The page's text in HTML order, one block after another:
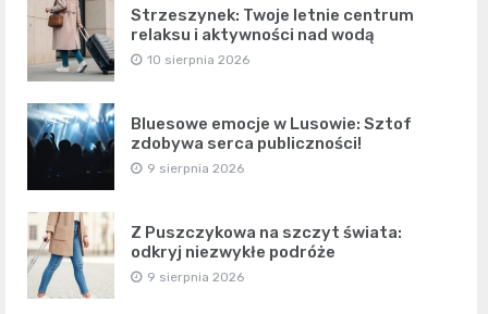
Strzeszynek: Twoje letnie centrum
relaksu i aktywności nad wodą
10 sierpnia 2026
Bluesowe emocje w Lusowie: Sztof
zdobywa serca publiczności!
9 sierpnia 2026
Z Puszczykowa na szczyt świata:
odkryj niezwykłe podróże
9 sierpnia 2026